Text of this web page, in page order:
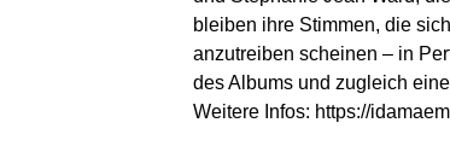
bleiben ihre Stimmen, die
anzutreiben scheinen – in
des Albums und zugleich
Weitere Infos: https://